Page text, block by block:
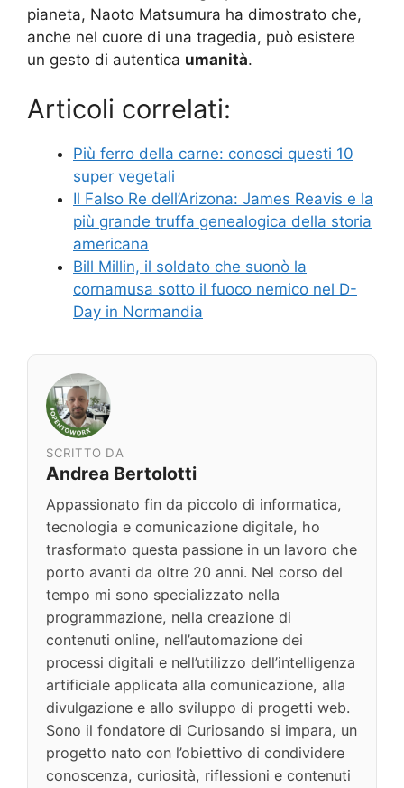
pianeta, Naoto Matsumura ha dimostrato che,
anche nel cuore di una tragedia, può esistere
un gesto di autentica umanità.
Articoli correlati:
Più ferro della carne: conosci questi 10
super vegetali
Il Falso Re dell’Arizona: James Reavis e la
più grande truffa genealogica della storia
americana
Bill Millin, il soldato che suonò la
cornamusa sotto il fuoco nemico nel D-
Day in Normandia
SCRITTO DA
Andrea Bertolotti
Appassionato fin da piccolo di informatica,
tecnologia e comunicazione digitale, ho
trasformato questa passione in un lavoro che
porto avanti da oltre 20 anni. Nel corso del
tempo mi sono specializzato nella
programmazione, nella creazione di
contenuti online, nell’automazione dei
processi digitali e nell’utilizzo dell’intelligenza
artificiale applicata alla comunicazione, alla
divulgazione e allo sviluppo di progetti web.
Sono il fondatore di Curiosando si impara, un
progetto nato con l’obiettivo di condividere
conoscenza, curiosità, riflessioni e contenuti